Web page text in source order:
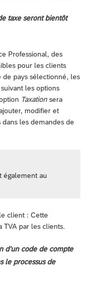
taxe seront bientôt
Professional, des
pour les clients
de pays sélectionné, les
les options
Taxationsera
modifier et
les demandes de
également au
client : Cette
TVA par les clients.
d’un code de compte
le processus de